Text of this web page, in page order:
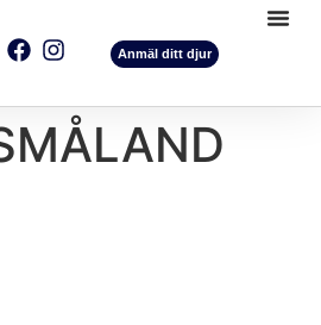
Anmäl ditt djur